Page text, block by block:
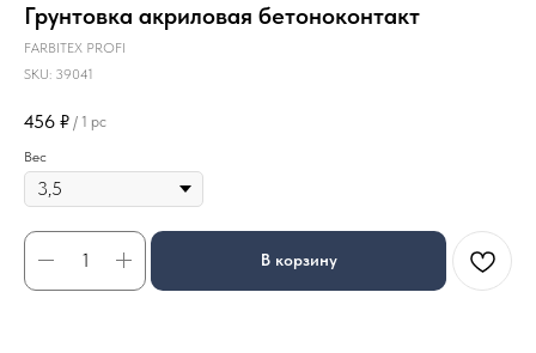
Грунтовка акриловая бетоноконтакт
FARBITEX PROFI
SKU: 39041
456 ₽ / 1 pc
Вес
В корзину